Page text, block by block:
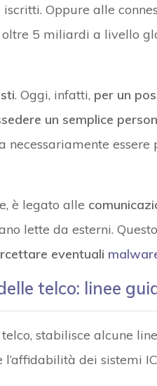
Oppure alle
oltre 5 miliardi a livello
. Oggi, infatti, per un
un semplice
essere
è legato alle
lette da esterni.
eventuali
telco: linee
stabilisce alcune
dei sistemi